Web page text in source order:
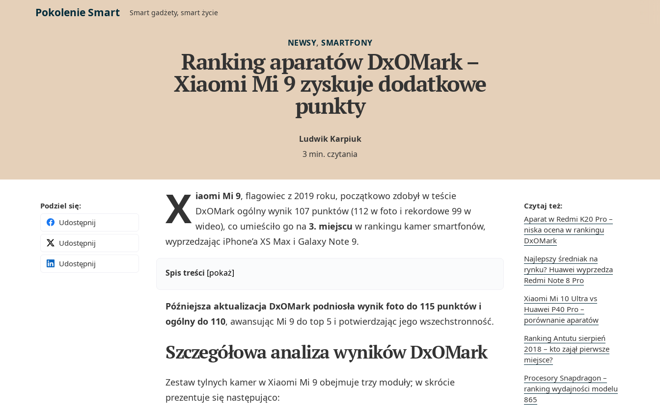
Pokolenie Smart Smart gadżety, smart życie
NEWSY, SMARTFONY
Ranking aparatów DxOMark –
Xiaomi Mi 9 zyskuje dodatkowe
punkty
Ludwik Karpiuk
3 min. czytania
Czytaj też:
Aparat w Redmi K20 Pro –
niska ocena w rankingu
DxOMark
Najlepszy średniak na
rynku? Huawei wyprzedza
Redmi Note 8 Pro
Xiaomi Mi 10 Ultra vs
Huawei P40 Pro –
porównanie aparatów
Ranking Antutu sierpień
2018 – kto zajął pierwsze
miejsce?
Procesory Snapdragon –
ranking wydajności modelu
865
Podziel się:
Udostępnij
Udostępnij
Udostępnij
X iaomi Mi 9, flagowiec z 2019 roku, początkowo zdobył w teście
DxOMark ogólny wynik 107 punktów (112 w foto i rekordowe 99 w
wideo), co umieściło go na 3. miejscu w rankingu kamer smartfonów,
wyprzedzając iPhone’a XS Max i Galaxy Note 9.
Spis treści [pokaż]
Późniejsza aktualizacja DxOMark podniosła wynik foto do 115 punktów i
ogólny do 110, awansując Mi 9 do top 5 i potwierdzając jego wszechstronność.
Szczegółowa analiza wyników DxOMark
Zestaw tylnych kamer w Xiaomi Mi 9 obejmuje trzy moduły; w skrócie
prezentuje się następująco: